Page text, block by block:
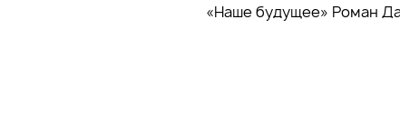
«Наше будущее» Роман